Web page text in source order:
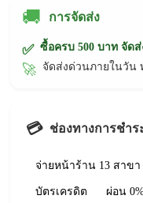
🚚 การจัดส่ง
✅ ซื้อครบ 500 บาท จัด
🚀 จัดส่งด่วนภายในวั
💳 ช่องทางการชำร
จ่ายหน้าร้าน 13 สาขา
บัตรเครดิต ผ่อน